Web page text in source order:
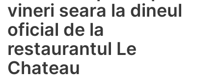
vineri seara la dineul
oficial de la
restaurantul Le
Chateau